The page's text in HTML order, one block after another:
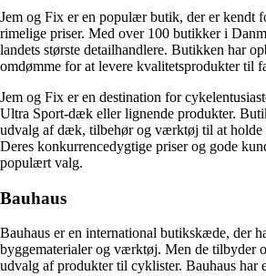
Jem og Fix er en populær butik, der er kendt
rimelige priser. Med over 100 butikker i
landets største detailhandlere. Butikken har
omdømme for at levere kvalitetsprodukter til
Jem og Fix er en destination for
Ultra Sport-dæk eller lignende produkter.
udvalg af dæk, tilbehør og værktøj til at
Deres konkurrencedygtige priser og gode
populært valg.
Bauhaus
Bauhaus er en international butikskæde, der
byggematerialer og værktøj. Men de tilbyder
udvalg af produkter til cyklister. Bauhaus har